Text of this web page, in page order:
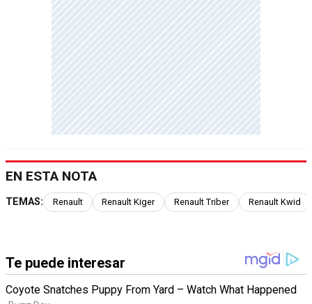
EN ESTA NOTA
TEMAS: Renault Renault Kiger Renault Triber Renault Kwid